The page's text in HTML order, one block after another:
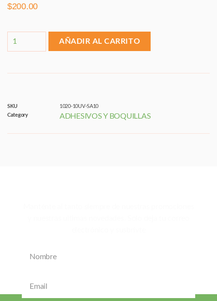
$200.00
AÑADIR AL CARRITO
SKU
1020-10UV-SA10
Category
ADHESIVOS Y BOQUILLAS